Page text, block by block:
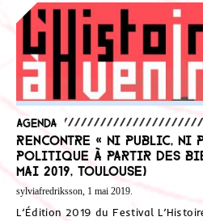
Agenda
Rencontre « Ni public, ni
politique à partir des
mai 2019, Toulouse)
sylviafredriksson, 1 mai 2019.
L’Édition 2019 du Festival